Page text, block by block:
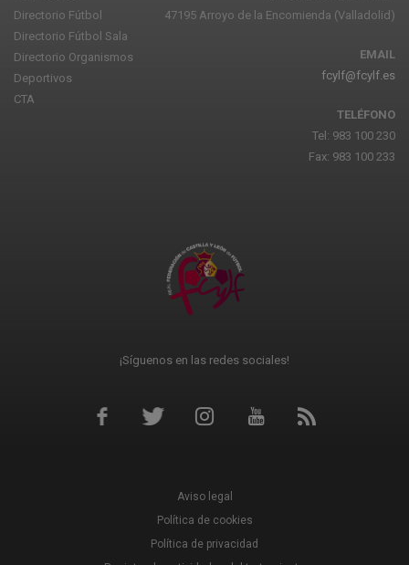
Directorio Fútbol
Directorio Fútbol Sala
Directorio Organismos
Deportivos
CTA
47195 Arroyo de la Encomienda (Valladolid)
EMAIL
fcylf@fcylf.es
TELÉFONO
Tel: 983 100 230
Fax: 983 100 233
¡Síguenos en las redes sociales!
Aviso legal
Política de cookies
Política de privacidad